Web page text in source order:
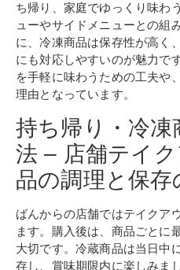
ち帰り、家庭でゆっくり味わ
ューやサイドメニューとの組
に、冷凍商品は保存性が高く
にも対応しやすいのが魅力で
を手軽に味わうための工夫や
理由となっています。
持ち帰り・冷
法 – 店舗テイ
品の調理と保存
ばんからの店舗ではテイクア
ます。購入後は、商品ごとに
大切です。冷蔵商品は当日中
存し、賞味期限内に楽しみま